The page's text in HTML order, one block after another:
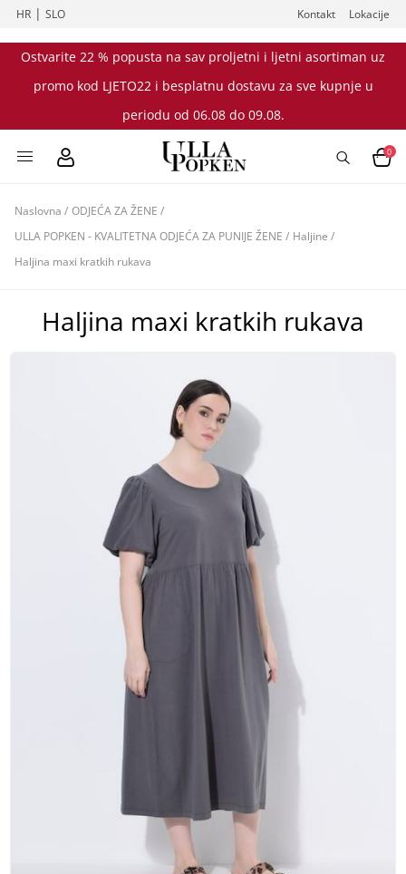
HR |SLO Kontakt Lokacije
Ostvarite 22 % popusta na sav proljetni i ljetni asortiman uz
promo kod LJETO22 i besplatnu dostavu za sve kupnje u
periodu od 06.08 do 09.08.
0
Naslovna / ODJEĆA ZA ŽENE /
ULLA POPKEN - KVALITETNA ODJEĆA ZA PUNIJE ŽENE / Haljine /
Haljina maxi kratkih rukava
Haljina maxi kratkih rukava